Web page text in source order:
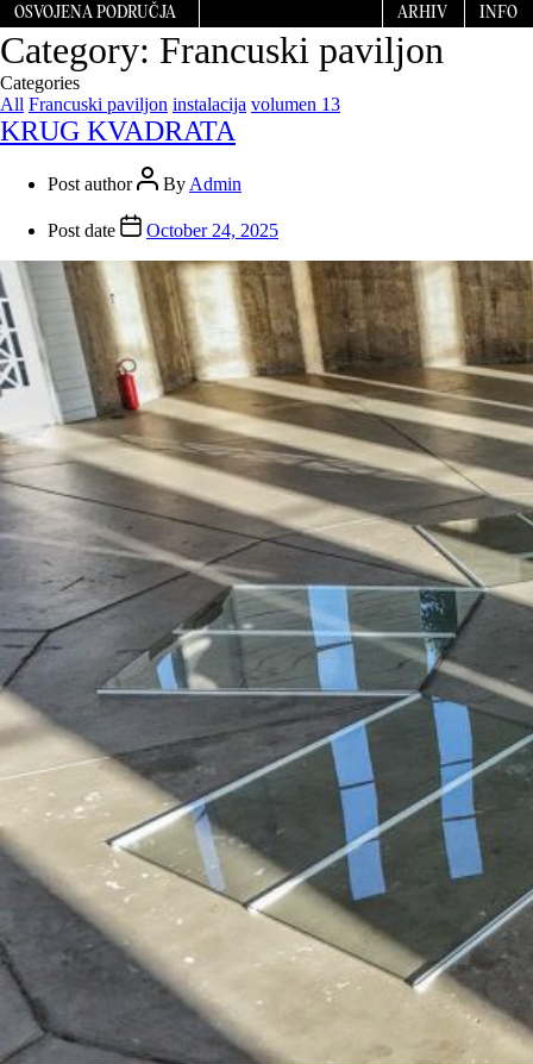
OSVOJENA PODRUČJA ARHIV INFO
Category: Francuski paviljon
Categories
All Francuski paviljon instalacija volumen 13
KRUG KVADRATA
Post author By Admin
Post date October 24, 2025